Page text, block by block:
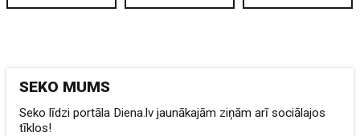
SEKO MUMS
Seko līdzi portāla Diena.lv jaunākajām ziņām arī sociālajos
tīklos!